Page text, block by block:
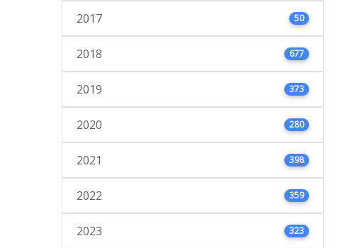
2017 50
2018 677
2019 373
2020 280
2021 398
2022 359
2023 323